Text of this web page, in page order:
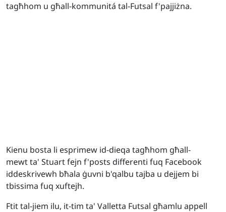
tagħhom u għall-kommunitá tal-Futsal f'pajjiżna.
Kienu bosta li esprimew id-dieqa tagħhom għall-
mewt ta' Stuart fejn f'posts differenti fuq Facebook
iddeskrivewh bħala ġuvni b'qalbu tajba u dejjem bi
tbissima fuq xuftejh.
Ftit tal-jiem ilu, it-tim ta' Valletta Futsal għamlu appell